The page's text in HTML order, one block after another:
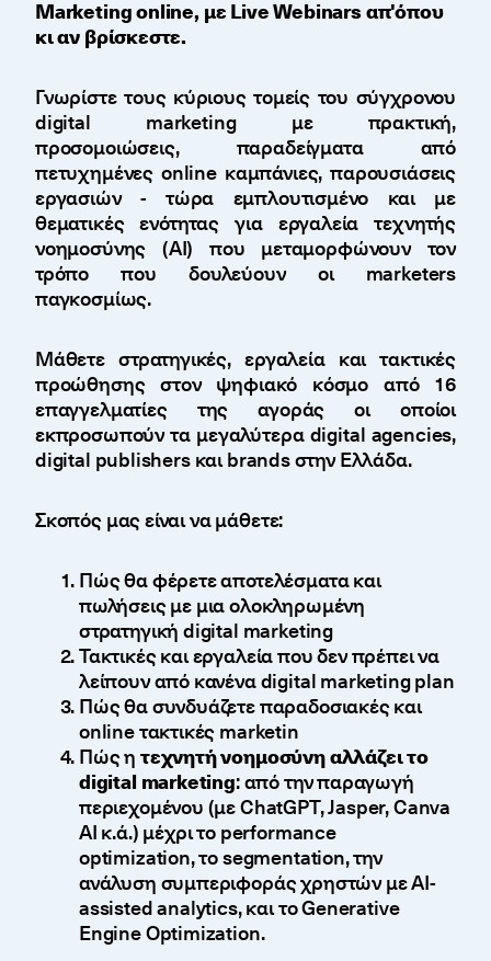
Marketing online, με Live Webinars απ'όπου
κι αν βρίσκεστε.
Γνωρίστε τους κύριους τομείς του σύγχρονου
digital marketing με πρακτική,
προσομοιώσεις, παραδείγματα από
πετυχημένες online καμπάνιες, παρουσιάσεις
εργασιών - τώρα εμπλουτισμένο και με
θεματικές ενότητας για εργαλεία τεχνητής
νοημοσύνης (AI) που μεταμορφώνουν τον
τρόπο που δουλεύουν οι marketers
παγκοσμίως.
Μάθετε στρατηγικές, εργαλεία και τακτικές
προώθησης στον ψηφιακό κόσμο από 16
επαγγελματίες της αγοράς οι οποίοι
εκπροσωπούν τα μεγαλύτερα digital agencies,
digital publishers και brands στην Ελλάδα.
Σκοπός μας είναι να μάθετε:
Πώς θα φέρετε αποτελέσματα και
πωλήσεις με μια ολοκληρωμένη
στρατηγική digital marketing
Τακτικές και εργαλεία που δεν πρέπει να
λείπουν από κανένα digital marketing plan
Πώς θα συνδυάζετε παραδοσιακές και
online τακτικές marketin
Πώς ητεχνητή νοημοσύνη αλλάζει το
digital marketing: από την παραγωγή
περιεχομένου (με ChatGPT, Jasper, Canva
AI κ.ά.) μέχρι το performance
optimization, το segmentation, την
ανάλυση συμπεριφοράς χρηστών με AI-
assisted analytics, και το Generative
Engine Optimization.